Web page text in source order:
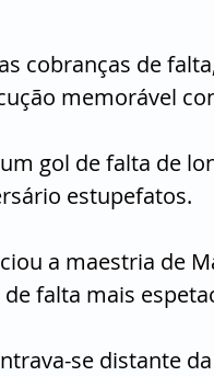
cobranças de
memorável
gol de falta de
estupefatos.
a maestria de
falta mais
se distante